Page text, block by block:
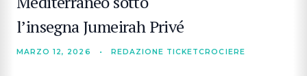
l’insegna Jumeirah Privé
MARZO 12, 2026 • REDAZIONE TICKETCROCIERE